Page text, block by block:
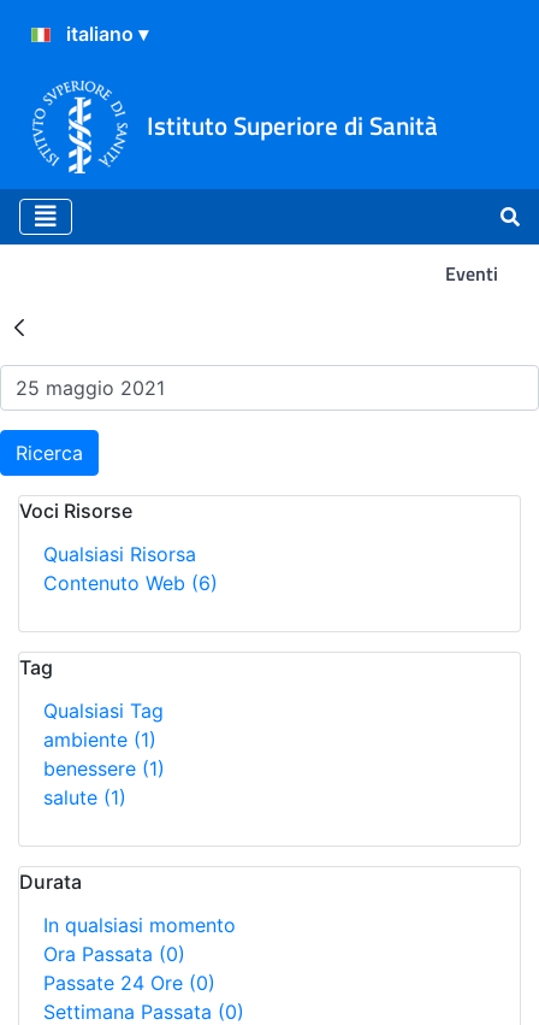
Istituto Superiore di Sanità
Eventi
Risultati della Ricerca -
Ricerca
Voci Risorse
Qualsiasi Risorsa
Contenuto Web (6)
Tag
Qualsiasi Tag
ambiente (1)
benessere (1)
salute (1)
Durata
In qualsiasi momento
Ora Passata (0)
Passate 24 Ore (0)
Settimana Passata (0)